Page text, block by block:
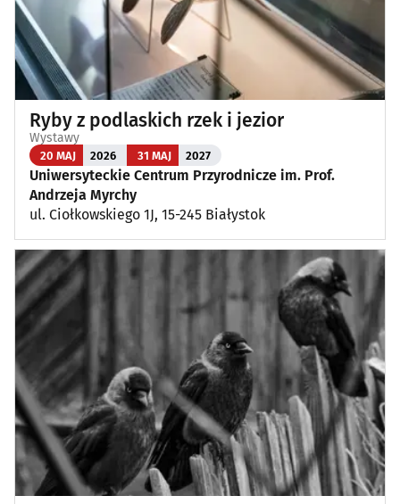
Ryby z podlaskich rzek i jezior
Wystawy
20 MAJ 2026 31 MAJ 2027
Uniwersyteckie Centrum Przyrodnicze im. Prof.
Andrzeja Myrchy
ul. Ciołkowskiego 1J, 15-245 Białystok